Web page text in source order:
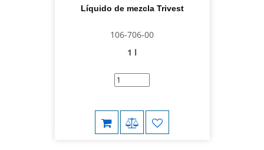
Líquido de mezcla Trivest
106-706-00
1 l